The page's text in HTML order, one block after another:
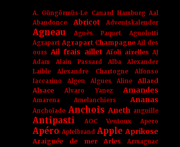
A. Güngörmüs-Le Canard Hamburg Aal
Abandonce
Abricot Adventskalender
Agneau Agnès Paquet
Agnolotti
Agrapart Agrapart Champagne Ail des
ours Ail frais aillet Aïoli airelles AJ
Adam
Alain Passard Alba
Alexander
Laible
Alexandre Chartogne
Alfonso
Iaccarino
Algen Algues Aline
Allard
Alsace
Alvaro Yanez Amandes
Amarena Amelanchiers Ananas
Anchoïade Anchois Aneth anguille
Antipasti AOC Ventoux Apero
Apéro Apfelbrand Apple Aprikose
Araignée de mer Arles
Armagnac